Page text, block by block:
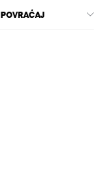
POVRAĆAJ